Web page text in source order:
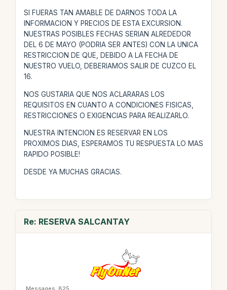
SI FUERAS TAN AMABLE DE DARNOS TODA LA
INFORMACION Y PRECIOS DE ESTA EXCURSION.
NUESTRAS POSIBLES FECHAS SERIAN ALREDEDOR
DEL 6 DE MAYO (PODRIA SER ANTES) CON LA UNICA
RESTRICCION DE QUE, DEBIDO A LA FECHA DE
NUESTRO VUELO, DEBERIAMOS SALIR DE CUZCO EL
16.
NOS GUSTARIA QUE NOS ACLARARAS LOS
REQUISITOS EN CUANTO A CONDICIONES FISICAS,
RESTRICCIONES O EXIGENCIAS PARA REALIZARLO.
NUESTRA INTENCION ES RESERVAR EN LOS
PROXIMOS DIAS, ESPERAMOS TU RESPUESTA LO MAS
RAPIDO POSIBLE!
DESDE YA MUCHAS GRACIAS.
Re: RESERVA SALCANTAY
Messages: 825